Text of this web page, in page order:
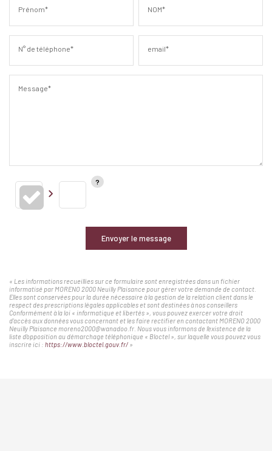
Prénom* NOM*
N° de téléphone* email*
Message*
Envoyer le message
« Les informations recueillies sur ce formulaire sont enregistrées dans un fichier
informatisé par MORENO 2000 Neuilly Plaisance pour gérer votre demande de contact.
Elles sont conservées pour la durée nécessaire à la gestion de la relation client dans le
respect des prescriptions légales applicables et sont destinées à nos conseillers
Conformément à la loi « informatique et libertés », vous pouvez exercer votre droit
d'accès aux données vous concernant et les faire rectifier en contactant MORENO 2000
Neuilly Plaisance moreno2000@wanadoo.fr. Nous vous informons de l'existence de la
liste d'opposition au démarchage téléphonique « Bloctel », sur laquelle vous pouvez vous
inscrire ici : https://www.bloctel.gouv.fr/ »